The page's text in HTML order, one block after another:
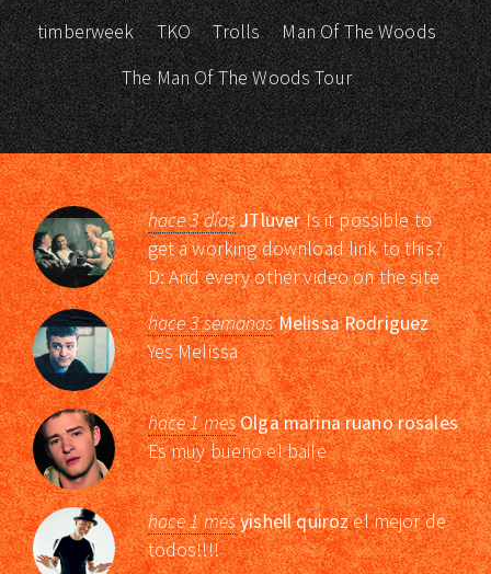
timberweek
TKO Trolls
Man Of The Woods
The Man Of The Woods Tour
hace 3 díasJTluverIs it possible to
get a working download link to this?
D: And every other video on the site
hace 3 semanasMelissa Rodriguez
Yes Melissa
hace 1 mesOlga marina ruano rosales
Es muy bueno el baile
hace 1 mesyishell quirozel mejor de
todos!!!!